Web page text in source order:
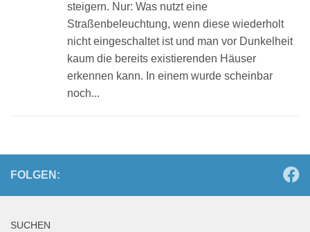
steigern. Nur: Was nutzt eine
Straßenbeleuchtung, wenn diese wiederholt
nicht eingeschaltet ist und man vor Dunkelheit
kaum die bereits existierenden Häuser
erkennen kann. In einem wurde scheinbar
noch...
FOLGEN:
SUCHEN